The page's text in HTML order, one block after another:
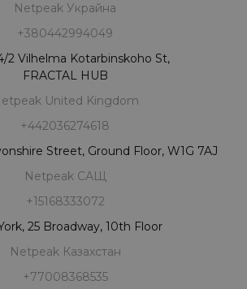
Netpeak Украйна
+380442994049
2 Vilhelma Kotarbinskoho St,
FRACTAL HUB
United Kingdom
+442036274618
Street, Ground Floor, W1G 7AJ
Netpeak САЩ
+15168333072
25 Broadway, 10th Floor
Netpeak Казахстан
+77008368535